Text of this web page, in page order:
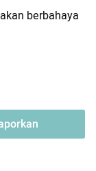
berbahaya